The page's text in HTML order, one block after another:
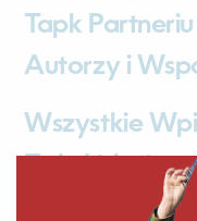
Tapk Partneriu
Autorzy i
Wszystkie